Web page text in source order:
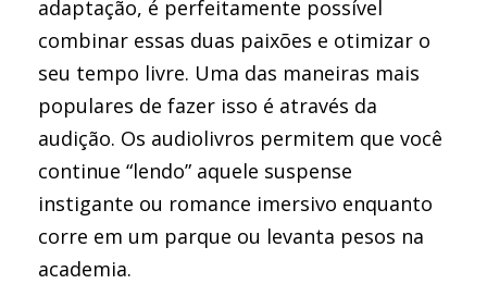
adaptação, é perfeitamente possível
combinar essas duas paixões e otimizar o
seu tempo livre. Uma das maneiras mais
populares de fazer isso é através da
audição. Os audiolivros permitem que você
continue “lendo” aquele suspense
instigante ou romance imersivo enquanto
corre em um parque ou levanta pesos na
academia.